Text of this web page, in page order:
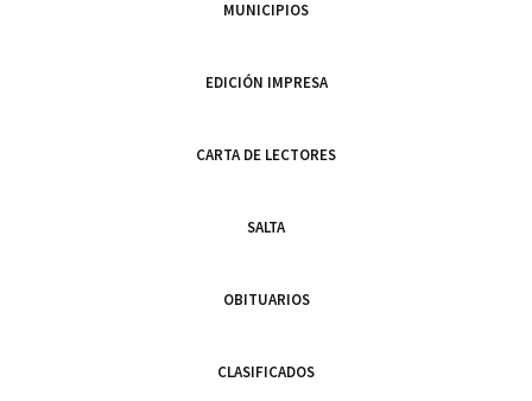
MUNICIPIOS
EDICIÓN IMPRESA
CARTA DE LECTORES
SALTA
OBITUARIOS
CLASIFICADOS